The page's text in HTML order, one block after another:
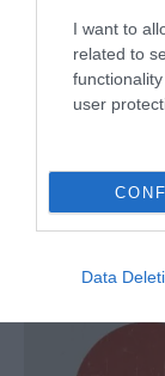
I want to
related to
user
Data
L’Anpi